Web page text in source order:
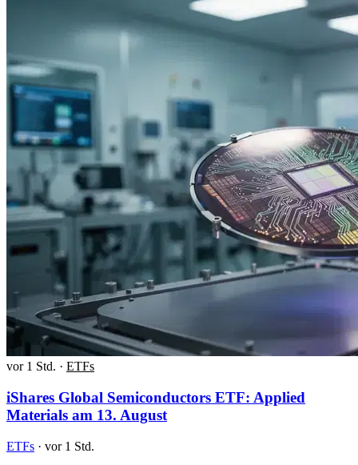
vor 1 Std. · ETFs
iShares Global Semiconductors ETF: Applied
Materials am 13. August
ETFs · vor 1 Std.